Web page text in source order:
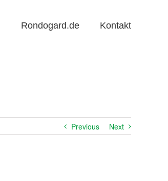
Rondogard.de Kontakt
Previous Next